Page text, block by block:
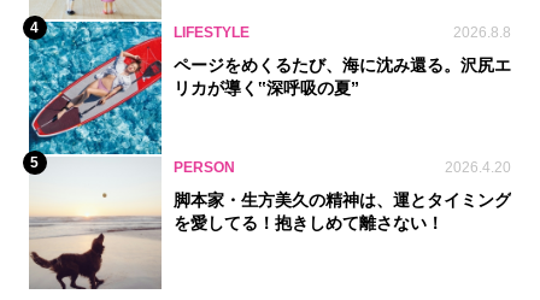
4 LIFESTYLE 2026.8.8
ページをめくるたび、海に沈み還る。沢尻エ
リカが導く‟深呼吸の夏”
5 PERSON 2026.4.20
脚本家・生方美久の精神は、運とタイミング
を愛してる！抱きしめて離さない！